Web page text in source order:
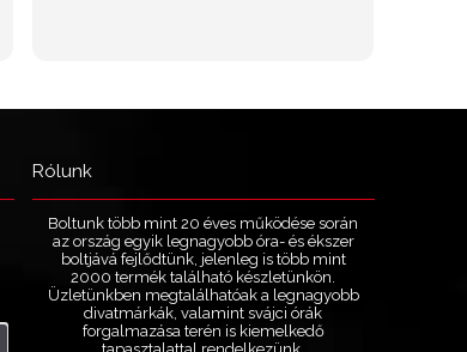
Rólunk
Boltunk több mint 20 éves működése során
az ország egyik legnagyobb óra- és ékszer
boltjává fejlődtünk, jelenleg is több mint
2000 termék található készletünkön.
Üzletünkben megtalálhatóak a legnagyobb
divatmárkák, valamint svájci órák
forgalmazása terén is kiemelkedő